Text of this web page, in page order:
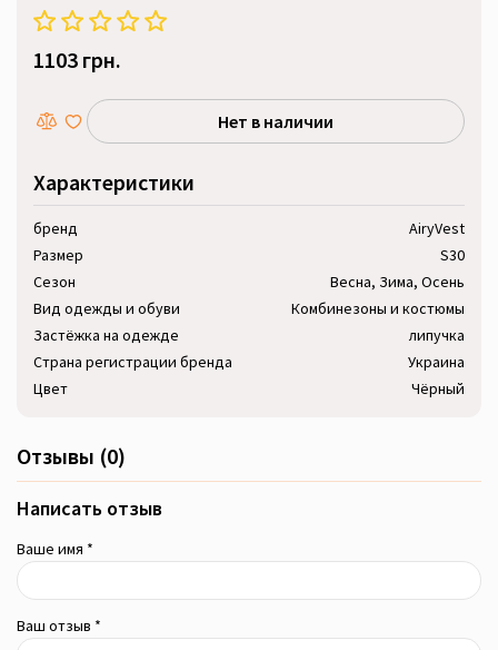
1103 грн.
Нет в наличии
Характеристики
бренд
AiryVest
Размер
S30
Сезон
Весна, Зима, Осень
Вид одежды и обуви
Комбинезоны и костюмы
Застёжка на одежде
липучка
Страна регистрации бренда
Украина
Цвет
Чёрный
Отзывы (0)
Написать отзыв
Ваше имя *
Ваш отзыв *